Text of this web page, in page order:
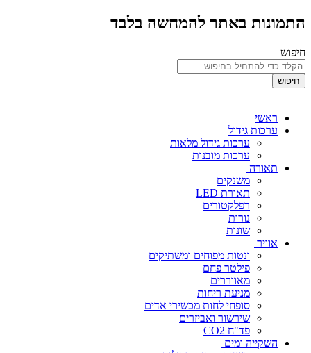
התמונות באתר להמחשה בלבד
חיפוש
חיפוש
ראשי
ערכות גידול
ערכות גידול מלאות
ערכות מובנות
תאורה
משנקים
תאורת LED
רפלקטורים
נורות
שונות
אוויר
ונטות מפוחים ומשתיקים
פילטר פחם
מאווררים
מניעת ריחות
סופחי לחות מכשירי אדים
שירשור ואביזרים
פד"ח CO2
השקייה ומים